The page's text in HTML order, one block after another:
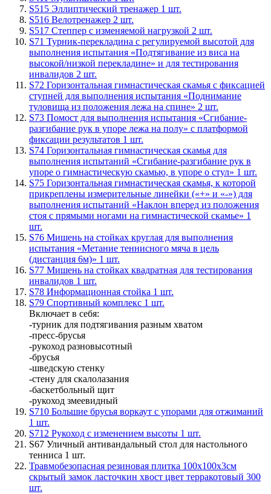
S515 Эллиптический тренажер 1 шт.
S516 Велотренажер 2 шт.
S517 Степпер с изменяемой нагрузкой 2 шт.
S71 Турник-перекладина с регулируемой высотой для
выполнения испытания «Подтягивание из виса на
высокой/низкой перекладине» и для тестирования
инвалидов 2 шт.
S72 Горизонтальная гимнастическая скамья с фиксацией
ступней для выполнения испытания «Поднимание
туловища из положения лежа на спине» 2 шт.
S73 Помост для выполнения испытания «Сгибание-
разгибание рук в упоре лежа на полу» с платформой
фиксации результатов 1 шт.
S74 Горизонтальная гимнастическая скамья для
выполнения испытаний «Сгибание-разгибание рук в
упоре о гимнастическую скамью, в упоре о стул» 1 шт.
S75 Горизонтальная гимнастическая скамья, к которой
прикреплены измерительные линейки («+» и «-») для
выполнения испытаний «Наклон вперед из положения
стоя с прямыми ногами на гимнастической скамье» 1
шт.
S76 Мишень на стойках круглая для выполнения
испытания «Метание теннисного мяча в цель
(дистанция 6м)» 1 шт.
S77 Мишень на стойках квадратная для тестирования
инвалидов 1 шт.
S78 Информационная стойка 1 шт.
S79 Спортивный комплекс 1 шт.
Включает в себя:
-турник для подтягивания разным хватом
-пресс-брусья
-рукоход разновысотный
-брусья
-шведскую стенку
-стену для скалолазания
-баскетбольный щит
-рукоход змеевидный
S710 Большие брусья воркаут с упорами для отжиманий
1 шт.
S712 Рукоход с изменением высоты 1 шт.
S67 Уличный антивандальный стол для настольного
тенниса 1 шт.
Травмобезопасная резиновая плитка 100х100х3см
скрытый замок ласточкин хвост цвет терракотовый 300
шт.